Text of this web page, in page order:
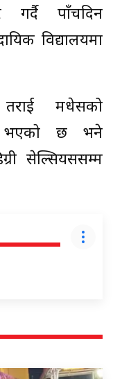
गर्दै पाँचदिन
विद्यालयमा
मधेसको
भएको छ भने
सेल्सियससम्म